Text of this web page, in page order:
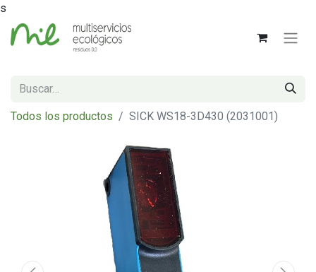
s
Todos los productos SICK WS18-3D430 (2031001)